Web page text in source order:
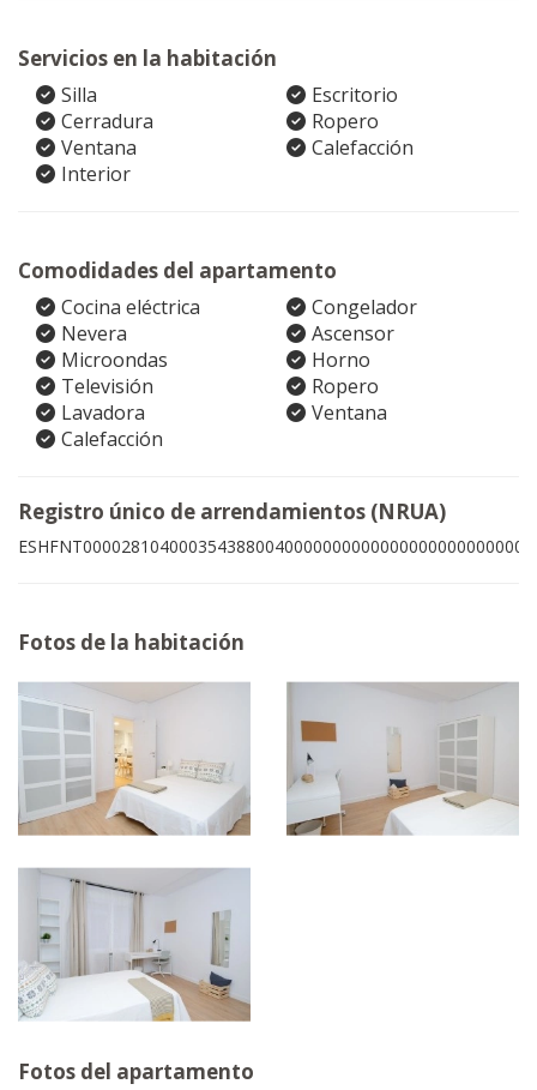
Servicios en la habitación
Silla
Escritorio
Cerradura
Ropero
Ventana
Calefacción
Interior
Comodidades del apartamento
Cocina eléctrica
Congelador
Nevera
Ascensor
Microondas
Horno
Televisión
Ropero
Lavadora
Ventana
Calefacción
Registro único de arrendamientos (NRUA)
ESHFNT00002810400035438800400000000000000000000000000
Fotos de la habitación
Fotos del apartamento